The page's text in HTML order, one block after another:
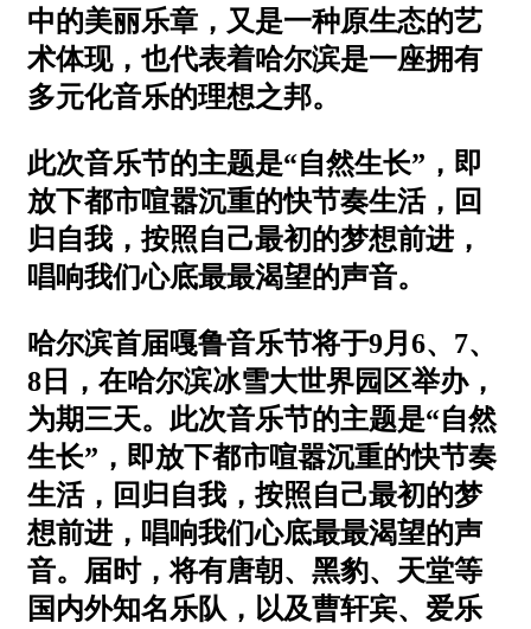
中的美丽乐章，又是一种原生态的艺
术体现，也代表着哈尔滨是一座拥有
多元化音乐的理想之邦。
此次音乐节的主题是“自然生长”，即
放下都市喧嚣沉重的快节奏生活，回
归自我，按照自己最初的梦想前进，
唱响我们心底最最渴望的声音。
哈尔滨首届嘎鲁音乐节将于9月6、7、
8日，在哈尔滨冰雪大世界园区举办，
为期三天。此次音乐节的主题是“自然
生长”，即放下都市喧嚣沉重的快节奏
生活，回归自我，按照自己最初的梦
想前进，唱响我们心底最最渴望的声
音。届时，将有唐朝、黑豹、天堂等
国内外知名乐队，以及曹轩宾、爱乐